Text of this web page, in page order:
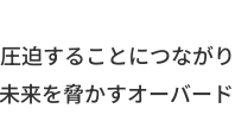
迫することにつながり
来を脅かすオーバード